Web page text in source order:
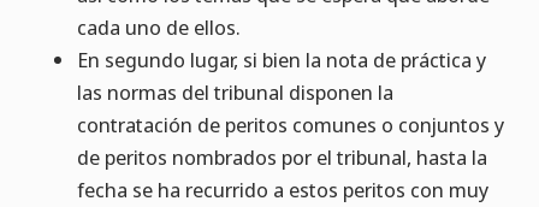
cada uno de ellos.
En segundo lugar, si bien la nota de práctica y
las normas del tribunal disponen la
contratación de peritos comunes o conjuntos y
de peritos nombrados por el tribunal, hasta la
fecha se ha recurrido a estos peritos con muy